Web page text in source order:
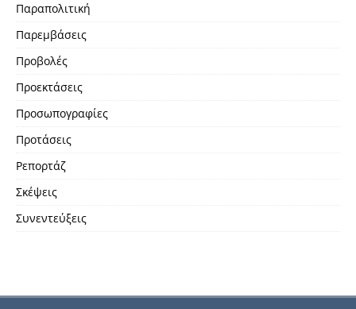
Παραπολιτική
Παρεμβάσεις
Προβολές
Προεκτάσεις
Προσωπογραφίες
Προτάσεις
Ρεπορτάζ
Σκέψεις
Συνεντεύξεις